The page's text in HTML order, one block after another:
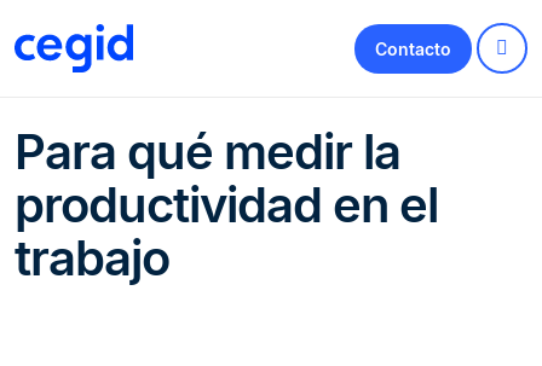
Contacto
Para qué medir la
productividad en el
trabajo